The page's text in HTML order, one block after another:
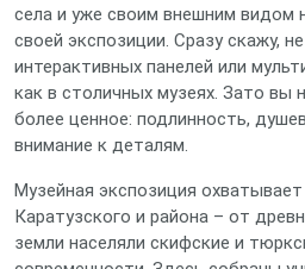
села и уже своим внешним видом
своей экспозиции. Сразу скажу,
интерактивных панелей или
как в столичных музеях. Зато вы
более ценное: подлинность,
внимание к деталям.
Музейная экспозиция
Каратузского и района – от
земли населяли скифские и